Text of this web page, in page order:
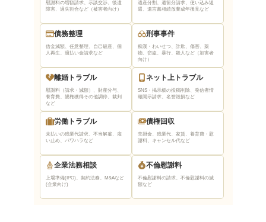
慰謝料の増額請求、示談交渉、後遺
障害、過失割合など（被害者向け）
遺産分割、遺留分請求、使い込み返
還、遺言書相続放棄成年後見など
債務整理
借金減額、任意整理、自己破産、個
人再生、過払い金請求など
刑事事件
痴漢・わいせつ、詐欺、傷害、薬
物、窃盗、暴行、殺人など（加害者
向け）
離婚トラブル
慰謝料（請求・減額）、財産分与、
養育費、親権獲得その他調停、裁判
など
ネット上トラブル
SNS・掲示板の投稿削除、発信者情
報開示請求、名誉毀損など
労働トラブル
未払いの残業代請求、不当解雇、雇
い止め、パワハラなど
債権回収
売掛金、残業代、家賃、養育費・慰
謝料、キャンセル代など
企業法務相談
上場準備(IPO)、契約法務、M&Aなど
(企業向け)
不倫慰謝料
不倫慰謝料の請求、不倫慰謝料の減
額など